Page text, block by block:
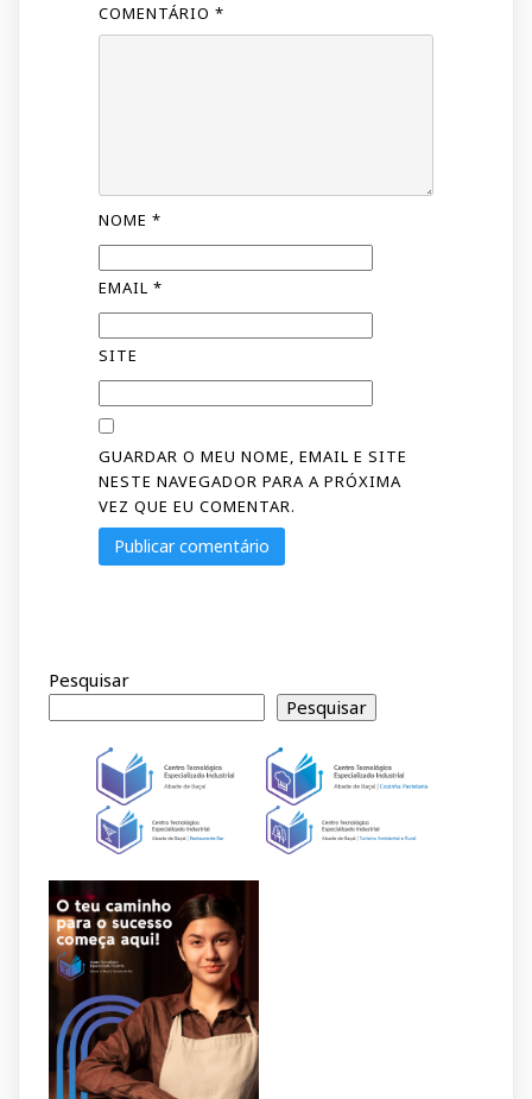
COMENTÁRIO *
NOME *
EMAIL *
SITE
GUARDAR O MEU NOME, EMAIL E SITE
NESTE NAVEGADOR PARA A PRÓXIMA
VEZ QUE EU COMENTAR.
Pesquisar
Pesquisar